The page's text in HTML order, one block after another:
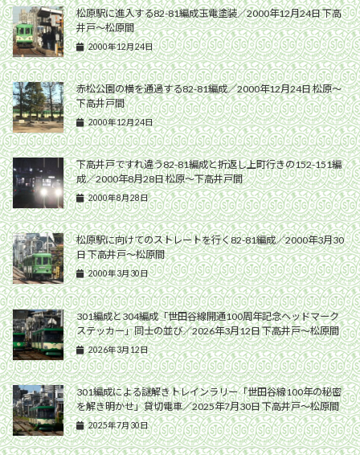
松原駅に進入する82-81編成玉電塗装／2000年12月24日 下高
井戸〜松原間
2000年12月24日
赤松公園の横を通過する82-81編成／2000年12月24日 松原〜
下高井戸間
2000年12月24日
下高井戸ですれ違う82-81編成と折返し上町行きの152-151編
成／2000年8月28日 松原〜下高井戸間
2000年8月28日
松原駅に向けてのストレートを行く82-81編成／2000年3月30
日 下高井戸〜松原間
2000年3月30日
301編成と304編成「世田谷線開通100周年記念ヘッドマーク
ステッカー」同士の並び／2026年3月12日 下高井戸〜松原間
2026年3月12日
301編成による謎解きトレインラリー「世田谷線100年の秘密
を解き明かせ」貸切電車／2025年7月30日 下高井戸〜松原間
2025年7月30日